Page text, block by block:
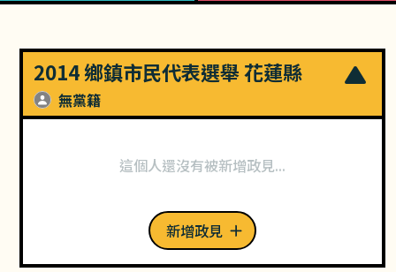
2014 鄉鎮市民代表選舉 花蓮縣
無黨籍
這個人還沒有被新增政見...
新增政見